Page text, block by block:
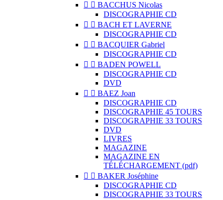
  BACCHUS Nicolas
DISCOGRAPHIE CD
  BACH ET LAVERNE
DISCOGRAPHIE CD
  BACQUIER Gabriel
DISCOGRAPHIE CD
  BADEN POWELL
DISCOGRAPHIE CD
DVD
  BAEZ Joan
DISCOGRAPHIE CD
DISCOGRAPHIE 45 TOURS
DISCOGRAPHIE 33 TOURS
DVD
LIVRES
MAGAZINE
MAGAZINE EN
TÉLÉCHARGEMENT (pdf)
  BAKER Joséphine
DISCOGRAPHIE CD
DISCOGRAPHIE 33 TOURS